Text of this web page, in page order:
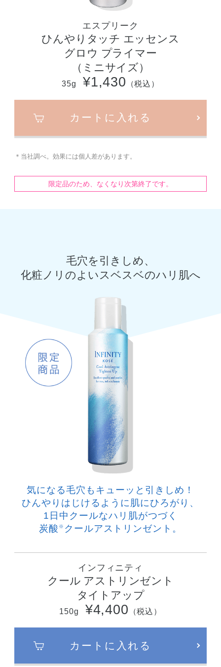
エスプリーク
ひんやりタッチ エッセンス
グロウ プライマー
（ミニサイズ）
35g ¥1,430 （税込）
カートに入れる
＊当社調べ。効果には個人差があります。
限定品のため、なくなり次第終了です。
毛穴を引きしめ、
化粧ノリのよいスベスベのハリ肌へ
気になる毛穴もキューッと引きしめ！
ひんやりはじけるように肌にひろがり、
1日中クールなハリ肌がつづく
炭酸 ※ クールアストリンゼント。
インフィニティ
クール アストリンゼント
タイトアップ
150g ¥4,400 （税込）
カートに入れる